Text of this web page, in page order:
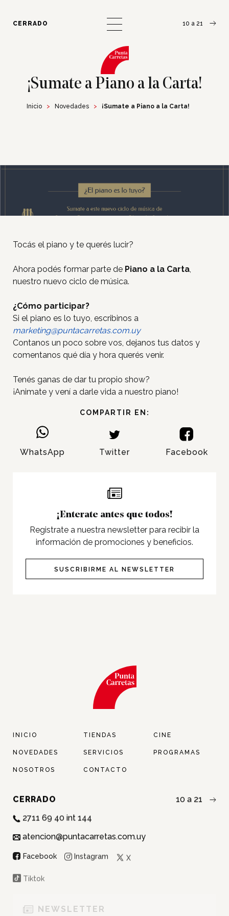
¿Cómo llegar? Escribinos
Novedades
Gift Cards y Colectivos
Cine
Nosotros
Contacto
CERRADO 10 a 21
Inicio Novedades ¡Sumate a Piano a la Carta!
¡Sumate a Piano a la Carta!
Tocás el piano y te querés lucir?
Ahora podés formar parte de Piano a la Carta,
nuestro nuevo ciclo de música.
¿Cómo participar?
Si el piano es lo tuyo, escribinos a
marketing@puntacarretas.com.uy
Contanos un poco sobre vos, dejanos tus datos y
comentanos qué día y hora querés venir.
Tenés ganas de dar tu propio show?
¡Animate y vení a darle vida a nuestro piano!
¡Enterate antes que todos!
Registrate a nuestra newsletter para recibir la
información de promociones y beneficios.
SUSCRIBIRME AL NEWSLETTER
COMPARTIR EN:
WhatsApp Twitter Facebook
INICIO TIENDAS CINE
NOVEDADES SERVICIOS PROGRAMAS
NOSOTROS CONTACTO
CERRADO
10 a 21
2711 69 40 int 144
atencion@puntacarretas.com.uy
Facebook Instagram X
Tiktok
NEWSLETTER
APELLIDO:
EMAIL: